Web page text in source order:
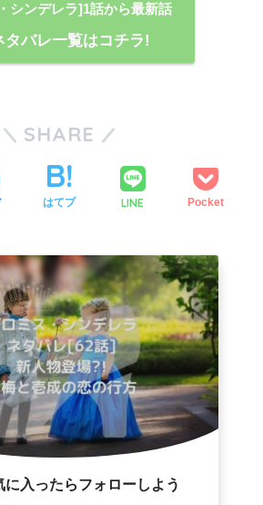
シンデレラ]1話から最新話
タバレ一覧はコチラ!
SHARE
はてブ LINE Pocket
に入ったらフォローしよう